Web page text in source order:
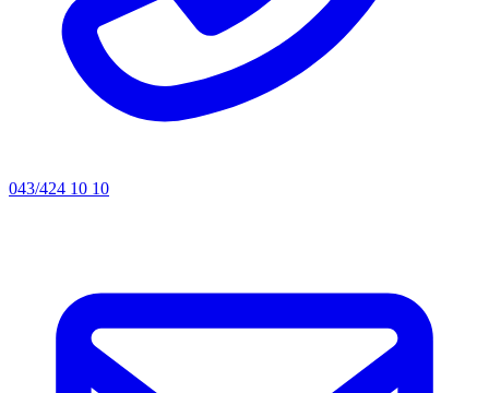
043/424 10 10